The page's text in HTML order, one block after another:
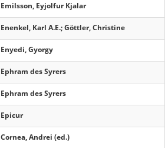
Emilsson, Eyjolfur Kjalar
Enenkel, Karl A.E.; Göttler, Christine
Enyedi, Gyorgy
Ephram des Syrers
Ephram des Syrers
Epicur
Cornea, Andrei (ed.)